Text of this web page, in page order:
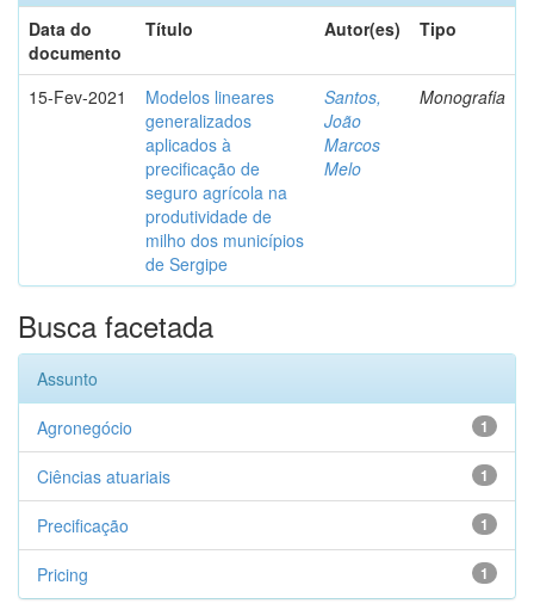
Data do
documento
Título Autor(es) Tipo
15-Fev-2021
Modelos lineares
generalizados
aplicados à
precificação de
seguro agrícola na
produtividade de
milho dos municípios
de Sergipe
Santos,
João
Marcos
Melo
Monografia
Busca facetada
Assunto
1
Agronegócio
1
Ciências atuariais
1
Precificação
1
Pricing